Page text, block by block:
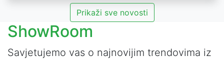
Prikaži sve novosti
ShowRoom
Savjetujemo vas o najnovijim trendovima iz